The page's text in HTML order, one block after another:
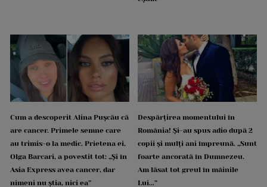
Cum a descoperit Alina Pușcău că
are cancer. Primele semne care
au trimis-o la medic. Prietena ei,
Olga Barcari, a povestit tot: „Și în
Asia Express avea cancer, dar
nimeni nu știa, nici ea”
Despărțirea momentului în
România! Și-au spus adio după 2
copii și mulți ani împreună. „Sunt
foarte ancorată în Dumnezeu.
Am lăsat tot greul în mâinile
Lui...”